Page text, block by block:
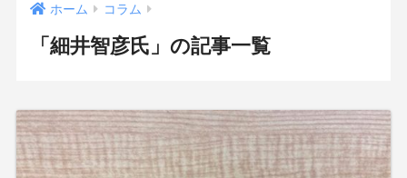
ホーム コラム
「細井智彦氏」の記事一覧